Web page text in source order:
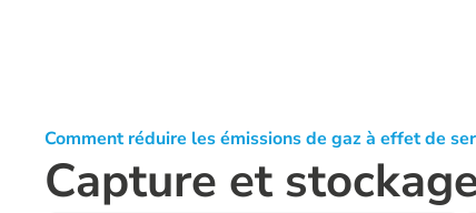
Comment réduire les émissions de gaz à effet de
Capture et